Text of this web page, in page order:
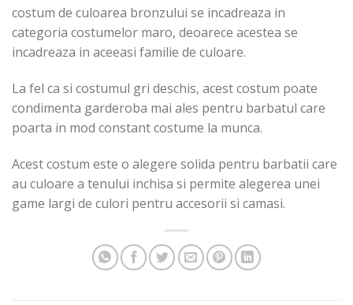
costum de culoarea bronzului se incadreaza in
categoria costumelor maro, deoarece acestea se
incadreaza in aceeasi familie de culoare.
La fel ca si costumul gri deschis, acest costum poate
condimenta garderoba mai ales pentru barbatul care
poarta in mod constant costume la munca.
Acest costum este o alegere solida pentru barbatii care
au culoare a tenului inchisa si permite alegerea unei
game largi de culori pentru accesorii si camasi.